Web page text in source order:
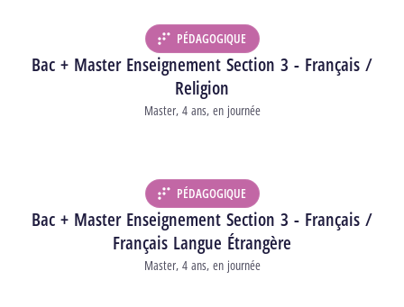
Bac + Master Enseignement Section 3 - Français /
Religion
DÉPARTEMENT :
PÉDAGOGIQUE
Type d’études
Master 4 ans en journée
Bac + Master Enseignement Section 3 - Français /
Français Langue Étrangère
DÉPARTEMENT :
PÉDAGOGIQUE
Type d’études
Master 4 ans en journée